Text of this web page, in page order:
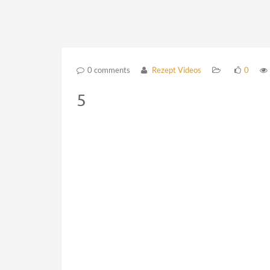
0 comments Rezept Videos 0
5